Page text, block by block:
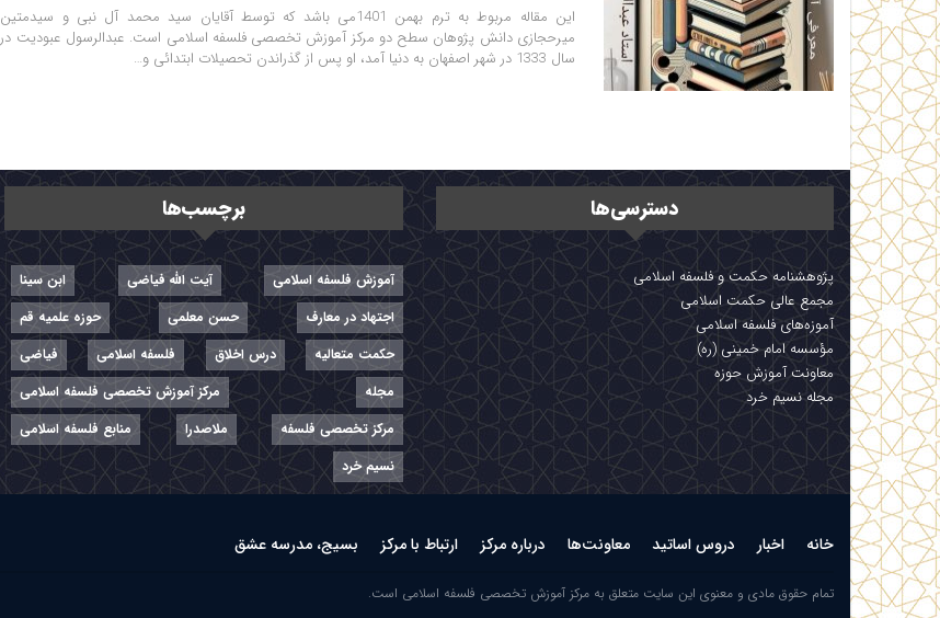
این مقاله مربوط به ترم بهمن 1401می باشد که توسط آقایان سید محمد آل نبی و سیدمتین
میرحجازی دانش پژوهان سطح دو مرکز آموزش تخصصی فلسفه اسلامی است. عبدالرسول عبودیت در
سال 1333 در شهر اصفهان به دنیا آمد، او پس از گذراندن تحصیلات ابتدائی و…
دسترسی‌ها
پژوهشنامه حکمت و فلسفه اسلامی
مجمع عالی حکمت اسلامی
آموزه‌های فلسفه اسلامی
مؤسسه امام خمینی (ره)
معاونت آموزش حوزه
مجله نسیم خرد
برچسب‌ها
آموزش فلسفه اسلامی آیت الله فیاضی
ابن سینا
اجتهاد در معارف
حسن معلمی
حوزه علمیه قم
حکمت متعالیه
درس اخلاق فلسفه اسلامی
فیاضی
مجله
مرکز آموزش تخصصی فلسفه اسلامی
مرکز تخصصی فلسفه
ملاصدرا
منابع فلسفه اسلامی
نسیم خرد
خانه اخبار دروس اساتید معاونت‌ها درباره مرکز ارتباط با مرکز بسیج، مدرسه عشق
تمام حقوق مادی و معنوی این سایت متعلق به مرکز آموزش تخصصی فلسفه اسلامی است.